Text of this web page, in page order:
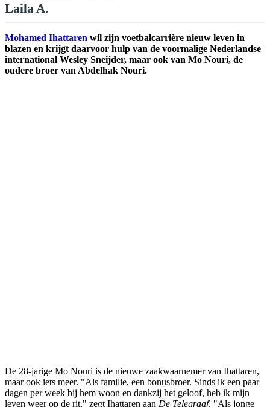
Laila A.
Mohamed Ihattaren wil zijn voetbalcarrière nieuw leven in
blazen en krijgt daarvoor hulp van de voormalige Nederlandse
international Wesley Sneijder, maar ook van Mo Nouri, de
oudere broer van Abdelhak Nouri.
De 28-jarige Mo Nouri is de nieuwe zaakwaarnemer van Ihattaren,
maar ook iets meer. "Als familie, een bonusbroer. Sinds ik een paar
dagen per week bij hem woon en dankzij het geloof, heb ik mijn
leven weer op de rit," zegt Ihattaren aan De Telegraaf. "Als jonge